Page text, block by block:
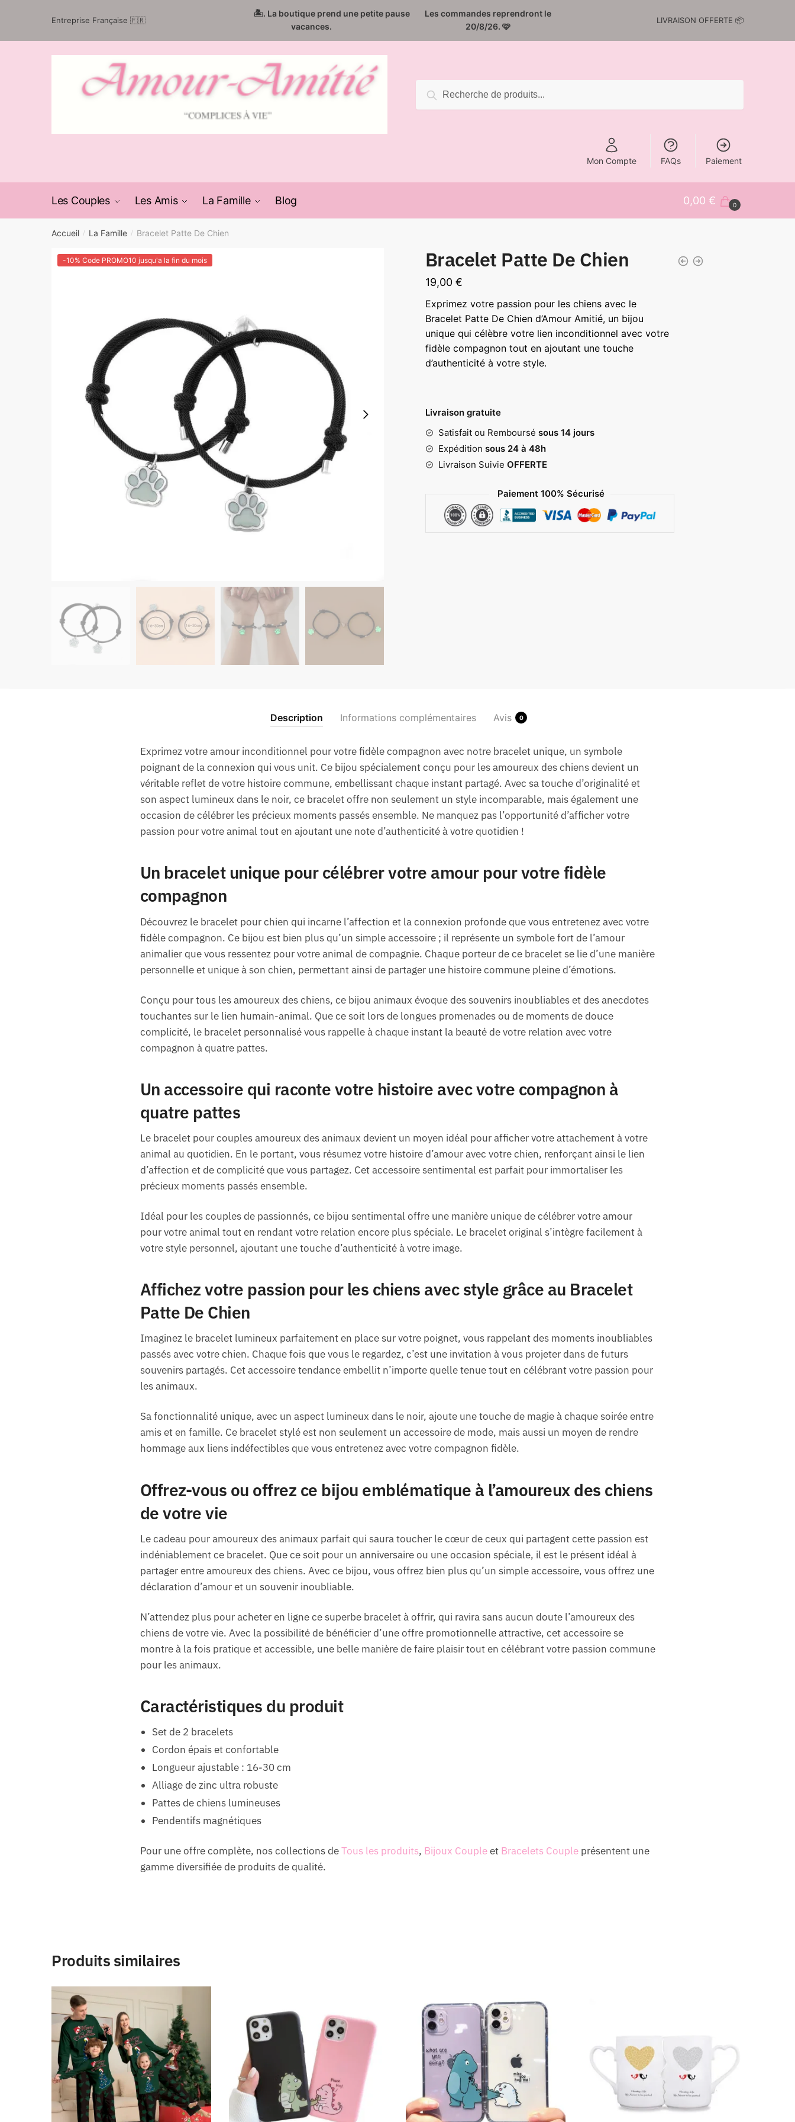
Entreprise Française 🇫🇷
🏝️. La boutique prend une petite pause
vacances.
Les commandes reprendront le
20/8/26. 🩷
LIVRAISON OFFERTE 📦
pour :
Recherche
Mon Compte FAQs Paiement
Les Couples Les Amis La Famille Blog 0,00 € 0
Accueil / La Famille / Bracelet Patte De Chien
-10% Code PROMO10 jusqu'a la fin du mois Bracelet Patte De Chien
19,00 €
Exprimez votre passion pour les chiens avec le
Bracelet Patte De Chien d’Amour Amitié, un bijou
unique qui célèbre votre lien inconditionnel avec votre
fidèle compagnon tout en ajoutant une touche
d’authenticité à votre style.
Livraison gratuite
Satisfait ou Remboursé sous 14 jours
Expédition sous 24 à 48h
Livraison Suivie OFFERTE
Paiement 100% Sécurisé
Description Informations complémentaires Avis 0
Exprimez votre amour inconditionnel pour votre fidèle compagnon avec notre bracelet unique, un symbole
poignant de la connexion qui vous unit. Ce bijou spécialement conçu pour les amoureux des chiens devient un
véritable reflet de votre histoire commune, embellissant chaque instant partagé. Avec sa touche d’originalité et
son aspect lumineux dans le noir, ce bracelet offre non seulement un style incomparable, mais également une
occasion de célébrer les précieux moments passés ensemble. Ne manquez pas l’opportunité d’afficher votre
passion pour votre animal tout en ajoutant une note d’authenticité à votre quotidien !
Un bracelet unique pour célébrer votre amour pour votre fidèle
compagnon
Découvrez le bracelet pour chien qui incarne l’affection et la connexion profonde que vous entretenez avec votre
fidèle compagnon. Ce bijou est bien plus qu’un simple accessoire ; il représente un symbole fort de l’amour
animalier que vous ressentez pour votre animal de compagnie. Chaque porteur de ce bracelet se lie d’une manière
personnelle et unique à son chien, permettant ainsi de partager une histoire commune pleine d’émotions.
Conçu pour tous les amoureux des chiens, ce bijou animaux évoque des souvenirs inoubliables et des anecdotes
touchantes sur le lien humain-animal. Que ce soit lors de longues promenades ou de moments de douce
complicité, le bracelet personnalisé vous rappelle à chaque instant la beauté de votre relation avec votre
compagnon à quatre pattes.
Un accessoire qui raconte votre histoire avec votre compagnon à
quatre pattes
Le bracelet pour couples amoureux des animaux devient un moyen idéal pour afficher votre attachement à votre
animal au quotidien. En le portant, vous résumez votre histoire d’amour avec votre chien, renforçant ainsi le lien
d’affection et de complicité que vous partagez. Cet accessoire sentimental est parfait pour immortaliser les
précieux moments passés ensemble.
Idéal pour les couples de passionnés, ce bijou sentimental offre une manière unique de célébrer votre amour
pour votre animal tout en rendant votre relation encore plus spéciale. Le bracelet original s’intègre facilement à
votre style personnel, ajoutant une touche d’authenticité à votre image.
Affichez votre passion pour les chiens avec style grâce au Bracelet
Patte De Chien
Imaginez le bracelet lumineux parfaitement en place sur votre poignet, vous rappelant des moments inoubliables
passés avec votre chien. Chaque fois que vous le regardez, c’est une invitation à vous projeter dans de futurs
souvenirs partagés. Cet accessoire tendance embellit n’importe quelle tenue tout en célébrant votre passion pour
les animaux.
Sa fonctionnalité unique, avec un aspect lumineux dans le noir, ajoute une touche de magie à chaque soirée entre
amis et en famille. Ce bracelet stylé est non seulement un accessoire de mode, mais aussi un moyen de rendre
hommage aux liens indéfectibles que vous entretenez avec votre compagnon fidèle.
Offrez-vous ou offrez ce bijou emblématique à l’amoureux des chiens
de votre vie
Le cadeau pour amoureux des animaux parfait qui saura toucher le cœur de ceux qui partagent cette passion est
indéniablement ce bracelet. Que ce soit pour un anniversaire ou une occasion spéciale, il est le présent idéal à
partager entre amoureux des chiens. Avec ce bijou, vous offrez bien plus qu’un simple accessoire, vous offrez une
déclaration d’amour et un souvenir inoubliable.
N’attendez plus pour acheter en ligne ce superbe bracelet à offrir, qui ravira sans aucun doute l’amoureux des
chiens de votre vie. Avec la possibilité de bénéficier d’une offre promotionnelle attractive, cet accessoire se
montre à la fois pratique et accessible, une belle manière de faire plaisir tout en célébrant votre passion commune
pour les animaux.
Caractéristiques du produit
Set de 2 bracelets
Cordon épais et confortable
Longueur ajustable : 16-30 cm
Alliage de zinc ultra robuste
Pattes de chiens lumineuses
Pendentifs magnétiques
Pour une offre complète, nos collections deTous les produits, Bijoux Coupleet Bracelets Coupleprésentent une
gamme diversifiée de produits de qualité.
Produits similaires